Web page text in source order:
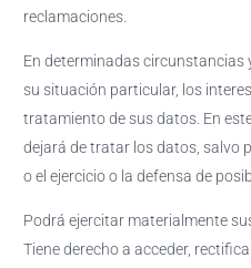
reclamaciones.
En determinadas
su situación particular, los
tratamiento de sus datos. En
dejará de tratar los datos, salvo
o el ejercicio o la defensa de
Podrá ejercitar materialmente
Tiene derecho a acceder,